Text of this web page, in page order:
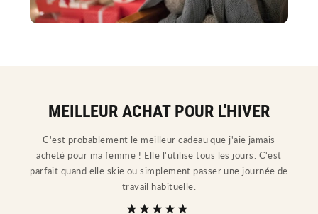
MEILLEUR ACHAT POUR L'HIVER
C'est probablement le meilleur cadeau que j'aie jamais
acheté pour ma femme ! Elle l'utilise tous les jours. C'est
parfait quand elle skie ou simplement passer une journée de
travail habituelle.